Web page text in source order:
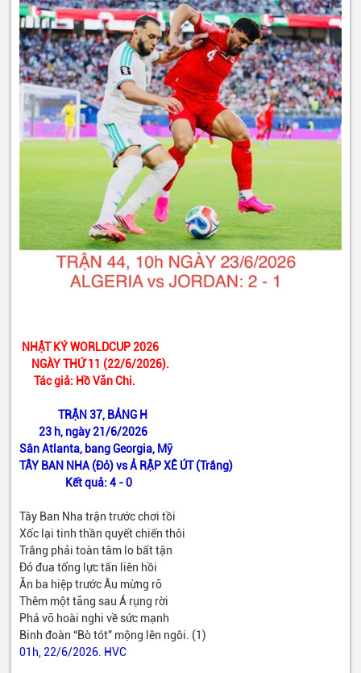
NHẬT KÝ WORLDCUP 2026
NGÀY THỨ 11 (22/6/2026).
Tác giả: Hồ Văn Chi.
TRẬN 37, BẢNG H
23 h, ngày 21/6/2026
Sân Atlanta, bang Georgia, Mỹ
TÂY BAN NHA (Đỏ) vs Ả RẬP XÊ ÚT (Trắng)
Kết quả: 4 - 0
Tây Ban Nha trận trước chơi tồi
Xốc lại tinh thần quyết chiến thôi
Trắng phải toàn tâm lo bất tận
Đỏ đua tổng lực tấn liên hồi
Ăn ba hiệp trước Âu mừng rỡ
Thêm một tăng sau Á rụng rời
Phá vỡ hoài nghi về sức mạnh
Binh đoàn “Bò tót” mộng lên ngôi. (1)
01h, 22/6/2026. HVC